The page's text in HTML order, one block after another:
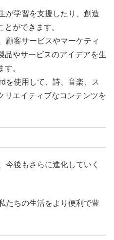
が学習を支援したり、創造
ができます。
顧客サービスやマーケティ
品やサービスのアイデアを生
。
を使用して、詩、音楽、ス
リエイティブなコンテンツを
今後もさらに進化していく
たちの生活をより便利で豊